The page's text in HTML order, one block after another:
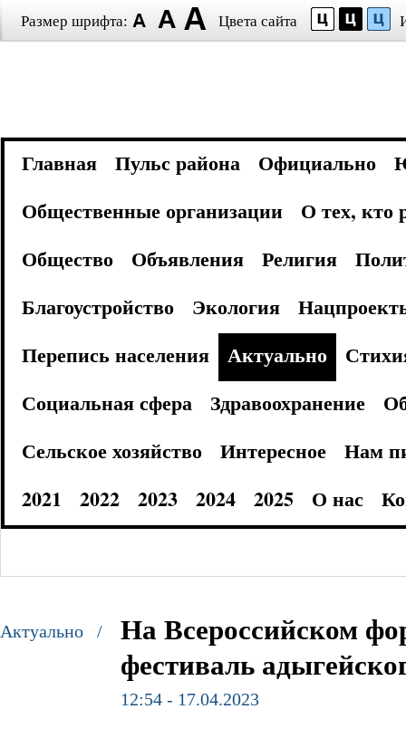
Размер шрифта: Цвета сайта
Главная Пульс района Официально
Общественные организации
О тех, кто
Общество
Объявления Религия
Благоустройство
Экология
Перепись населения
Актуально
Социальная сфера
Здравоохранение
Сельское хозяйство
Интересное
Нам
2021
2022 2023 2024 2025 О нас
Актуально /
На Всероссийском
фестиваль
12:54 - 17.04.2023